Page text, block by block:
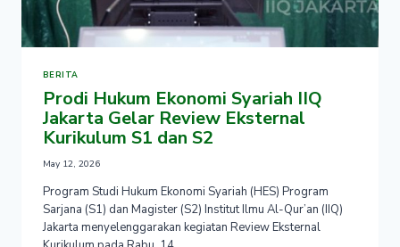
BERITA
Prodi Hukum Ekonomi Syariah IIQ
Jakarta Gelar Review Eksternal
Kurikulum S1 dan S2
May 12, 2026
Program Studi Hukum Ekonomi Syariah (HES) Program
Sarjana (S1) dan Magister (S2) Institut Ilmu Al-Qur’an (IIQ)
Jakarta menyelenggarakan kegiatan Review Eksternal